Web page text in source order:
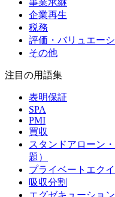
事業承継
企業再生
税務
評価・バリュエー
その他
注目の用語集
表明保証
SPA
PMI
買収
スタンドアローン
題）
プライベートエク
吸収分割
エグゼキューション